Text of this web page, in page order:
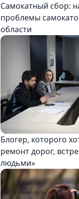
Самокатный сбор:
проблемы
области
Блогер, которого
ремонт дорог,
людьми»